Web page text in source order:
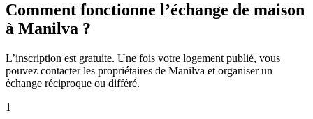
Comment fonctionne l’échange de maison
à Manilva ?
L’inscription est gratuite. Une fois votre logement publié, vous
pouvez contacter les propriétaires de Manilva et organiser un
échange réciproque ou différé.
1